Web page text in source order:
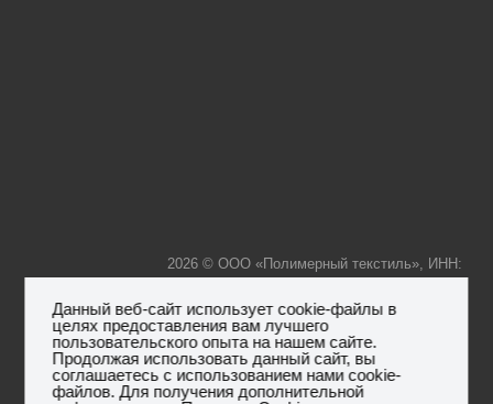
2026 © ООО «Полимерный текстиль», ИНН:
7736239425, КПП: 773601001, ОГРН: 1157746306596,
адрес:119261, г. Москва, ул.Панферова, дом 3, кв.68
Данный веб-сайт использует cookie-файлы в
целях предоставления вам лучшего
пользовательского опыта на нашем сайте.
Продолжая использовать данный сайт, вы
соглашаетесь с использованием нами cookie-
файлов. Для получения дополнительной